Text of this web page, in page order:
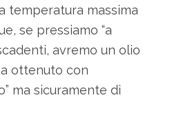
temperatura massima
se pressiamo “a
avremo un olio
ottenuto con
ma sicuramente di